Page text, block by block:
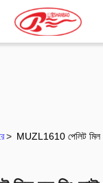
> MUZL1610 পেলিট মিল